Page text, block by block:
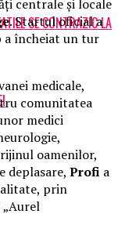
SE CONTRAZIC LA
centrale și locale
. Startul oficial a
a încheiat un tur
medicale,
comunitatea
medici
oamenilor,
deplasare, Profi a
prin